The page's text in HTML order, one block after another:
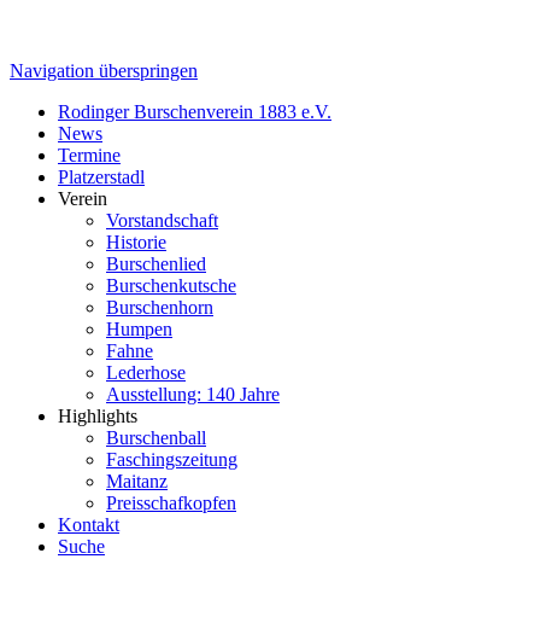
Navigation überspringen
Rodinger Burschenverein 1883 e.V.
News
Termine
Platzerstadl
Verein
Vorstandschaft
Historie
Burschenlied
Burschenkutsche
Burschenhorn
Humpen
Fahne
Lederhose
Ausstellung: 140 Jahre
Highlights
Burschenball
Faschingszeitung
Maitanz
Preisschafkopfen
Kontakt
Suche